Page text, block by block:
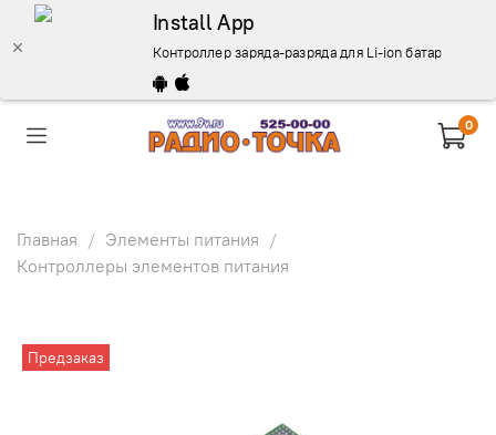
Install App
Контроллер заряда-разряда для Li-ion батарей, 4
0
Главная
Элементы питания
Контроллеры элементов питания
Предзаказ